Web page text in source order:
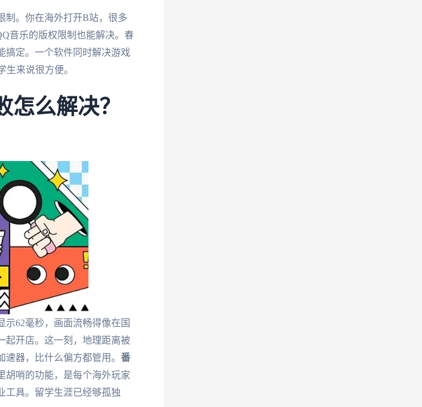
制。你在海外打开B站，很多
音乐的版权限制也能解决。春
搞定。一个软件同时解决游戏
来说很方便。
么解决？
62毫秒，画面流畅得像在国
起开店。这一刻，地理距离被
器，比什么偏方都管用。 番
胡哨的功能，是每个海外玩家
工具。留学生涯已经够孤独